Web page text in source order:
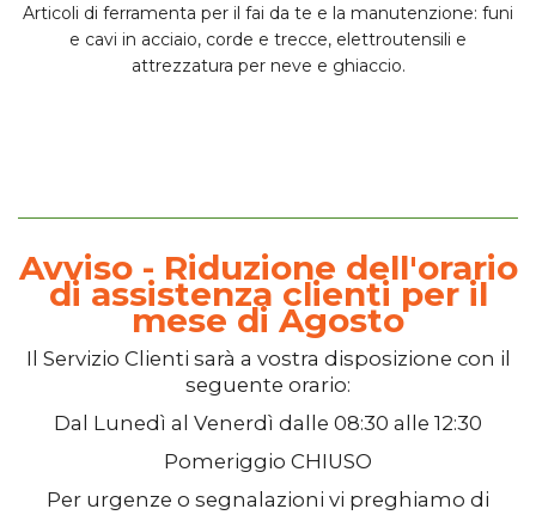
Articoli di ferramenta per il fai da te e la manutenzione: funi
e cavi in acciaio, corde e trecce, elettroutensili e
attrezzatura per neve e ghiaccio.
Avviso - Riduzione dell'orario
di assistenza clienti per il
mese di Agosto
Il Servizio Clienti sarà a vostra disposizione con il
seguente orario:
Dal Lunedì al Venerdì dalle 08:30 alle 12:30
Pomeriggio CHIUSO
Per urgenze o segnalazioni vi preghiamo di